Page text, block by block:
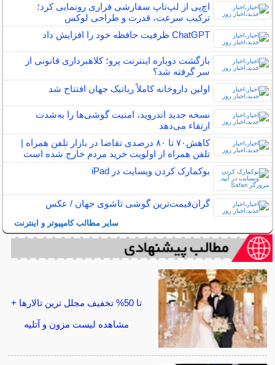
اچ‌پی از لپ‌تاپ سفارشی فراری رونمایی کرد؛
ترکیب سرعت، قدرت و طراحی لوکس
ChatGPT ظرفیت حافظه خود را افزایش داد
بازگشت دوباره اینترنت پرو؛ کلاهبرداری قانونی از
سر گرفته شد؟
اولین داروخانه کاملاً رباتیک جهان افتتاح شد
نسخه جدید اندروید، امنیت گوشی‌ها را به‌شدت
ارتقاء می‌دهد
کاهش۷۰ تا ۸۰ درصدی تقاضا در بازار تلفن همراه |
تلفن همراه از اولویت خرید مردم خارج شده است
بوکمارک کردن وبسایت در iPad
گران‌قیمت‌ترین گوشی تاشوی جهان / عکس
سایر مطالب کامپیوتر و اینترنت
تا 50% تخفیف مجلل ترین تالارها +
مشاهده لیست مزون و آتلیه